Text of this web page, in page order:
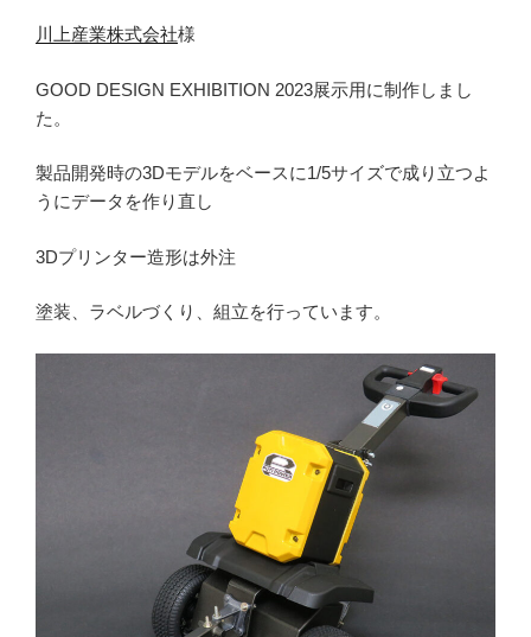
川上産業株式会社様
GOOD DESIGN EXHIBITION 2023展示用に制作しまし
た。
製品開発時の3Dモデルをベースに1/5サイズで成り立つよ
うにデータを作り直し
3Dプリンター造形は外注
塗装、ラベルづくり、組立を行っています。